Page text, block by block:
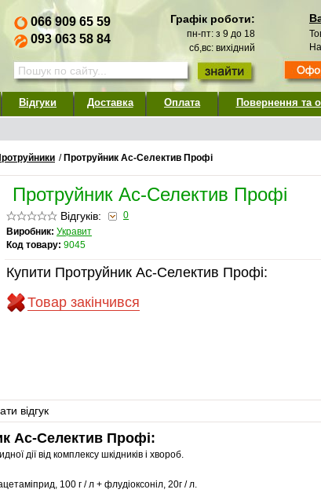
066 909 65 59
093 063 58 84
Графік роботи:
пн-пт: з 9 до 18
сб,вс: вихідний
Відгуки Доставка Оплата Повернення та
/ Протруйник Ас-Селектив Профі
Протруйник Ас-Селектив Профі
Відгуків:
0
Виробник: Укравит
Код товару: 9045
Купити Протруйник Ас-Селектив Профі:
Товар закінчився
відгук
Ас-Селектив Профі:
дії від комплексу шкідників і хвороб.
100 г / л + флудіоксоніл, 20г / л.